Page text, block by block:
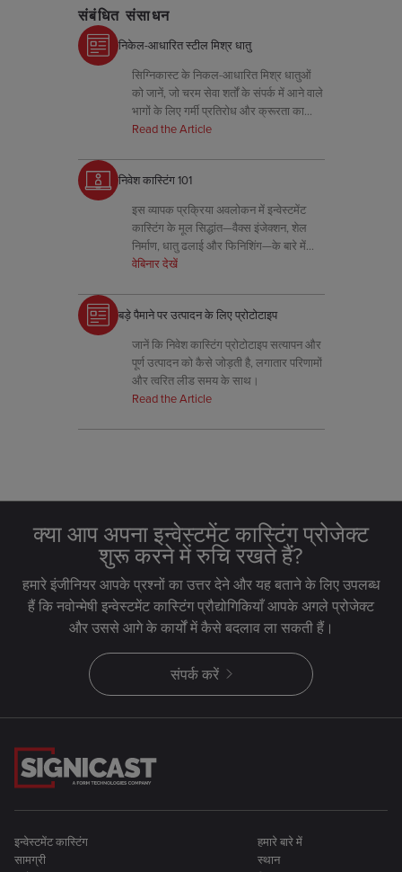
संबंधित संसाधन
निकेल-आधारित स्टील मिश्र धातु
सिग्निकास्ट के निकल-आधारित मिश्र धातुओं
को जानें, जो चरम सेवा शर्तों के संपर्क में आने वाले
भागों के लिए गर्मी प्रतिरोध और क्रूरता का
संयोजन करते हैं।
Read the Article
निवेश कास्टिंग 101
इस व्यापक प्रक्रिया अवलोकन में इन्वेस्टमेंट
कास्टिंग के मूल सिद्धांत—वैक्स इंजेक्शन, शेल
निर्माण, धातु ढलाई और फिनिशिंग—के बारे में
जानें।
वेबिनार देखें
बड़े पैमाने पर उत्पादन के लिए प्रोटोटाइप
जानें कि निवेश कास्टिंग प्रोटोटाइप सत्यापन और
पूर्ण उत्पादन को कैसे जोड़ती है, लगातार परिणामों
और त्वरित लीड समय के साथ।
Read the Article
क्या आप अपना इन्वेस्टमेंट कास्टिंग प्रोजेक्ट
शुरू करने में रुचि रखते हैं?
हमारे इंजीनियर आपके प्रश्नों का उत्तर देने और यह बताने के लिए उपलब्ध
हैं कि नवोन्मेषी इन्वेस्टमेंट कास्टिंग प्रौद्योगिकियाँ आपके अगले प्रोजेक्ट
और उससे आगे के कार्यों में कैसे बदलाव ला सकती हैं।
संपर्क करें
इन्वेस्टमेंट कास्टिंग
सामग्री
हमारे बारे में
स्थान